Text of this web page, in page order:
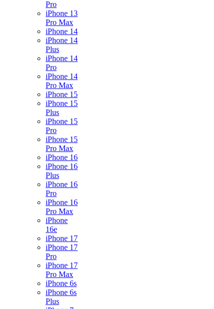
Pro
iPhone 13
Pro Max
iPhone 14
iPhone 14
Plus
iPhone 14
Pro
iPhone 14
Pro Max
iPhone 15
iPhone 15
Plus
iPhone 15
Pro
iPhone 15
Pro Max
iPhone 16
iPhone 16
Plus
iPhone 16
Pro
iPhone 16
Pro Max
iPhone
16e
iPhone 17
iPhone 17
Pro
iPhone 17
Pro Max
iPhone 6s
iPhone 6s
Plus